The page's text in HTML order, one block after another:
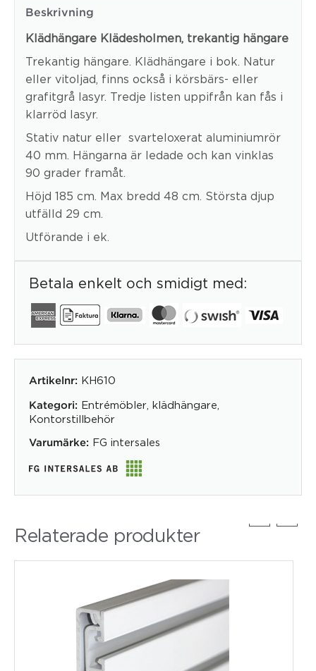
Beskrivning
Klädhängare Klädesholmen, trekantig hängare
Trekantig hängare. Klädhängare i bok. Natur
eller vitoljad, finns också i körsbärs- eller
grafitgrå lasyr. Tredje listen uppifrån kan fås i
klarröd lasyr.
Stativ natur eller svarteloxerat aluminiumrör
40 mm. Hängarna är ledade och kan vinklas
90 grader framåt.
Höjd 185 cm. Max bredd 48 cm. Största djup
utfälld 29 cm.
Utförande i ek.
Betala enkelt och smidigt med:
Artikelnr: KH610
Kategori: Entrémöbler klädhängare
Kontorstillbehör
Varumärke: FG intersales
Relaterade produkter